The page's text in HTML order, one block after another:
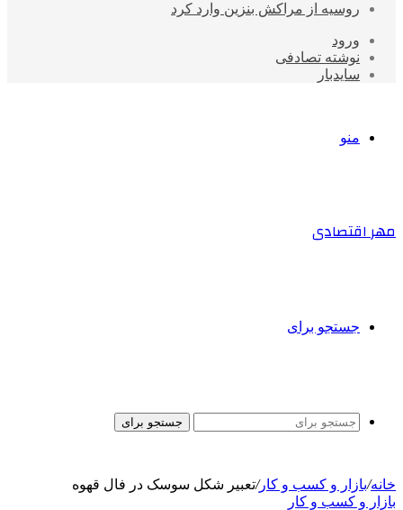
روسیه از مراکش بنزین وارد کرد
ورود
نوشته تصادفی
سایدبار
منو
مهر اقتصادی
جستجو برای
جستجو برای
خانه/بازار و کسب و کار/تعبیر شکل سوسک در فال قهوه
بازار و کسب و کار